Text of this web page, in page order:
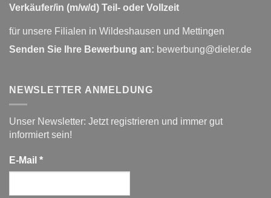
Verkäufer/in (m/w/d) Teil- oder Vollzeit
für unsere Filialen in Wildeshausen und Mettingen
Senden Sie Ihre Bewerbung an: bewerbung@dieler.de
NEWSLETTER ANMELDUNG
Unser Newsletter: Jetzt registrieren und immer gut
informiert sein!
E-Mail *